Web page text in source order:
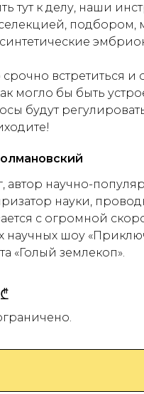
тут к делу, наши
встретиться
могло бы быть
будут
автор научно-
науки,
с огромной
научных шоу
«Голый землекоп».